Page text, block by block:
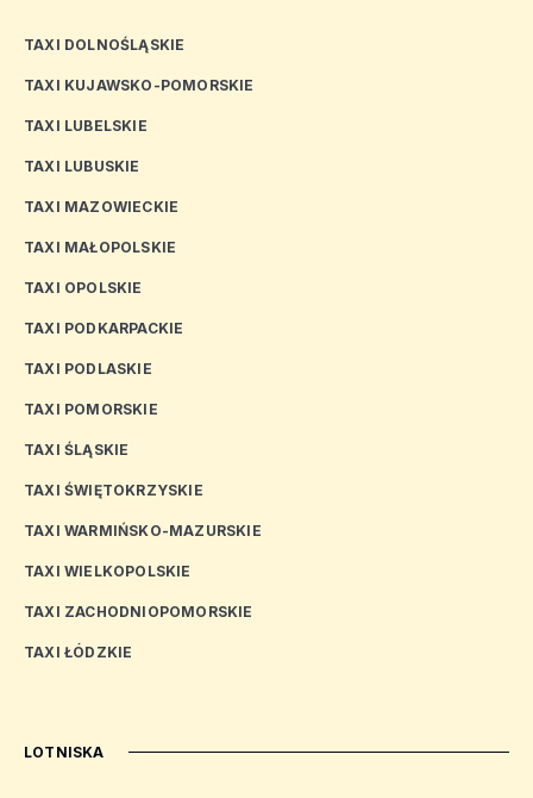
TAXI DOLNOŚLĄSKIE
TAXI KUJAWSKO-POMORSKIE
TAXI LUBELSKIE
TAXI LUBUSKIE
TAXI MAZOWIECKIE
TAXI MAŁOPOLSKIE
TAXI OPOLSKIE
TAXI PODKARPACKIE
TAXI PODLASKIE
TAXI POMORSKIE
TAXI ŚLĄSKIE
TAXI ŚWIĘTOKRZYSKIE
TAXI WARMIŃSKO-MAZURSKIE
TAXI WIELKOPOLSKIE
TAXI ZACHODNIOPOMORSKIE
TAXI ŁÓDZKIE
LOTNISKA